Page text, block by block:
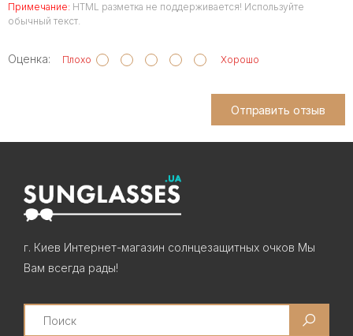
Примечание: HTML разметка не поддерживается! Используйте
обычный текст.
Оценка: Плохо Хорошо
Отправить отзыв
г. Киев Интернет-магазин солнцезащитных очков Мы
Вам всегда рады!
Search